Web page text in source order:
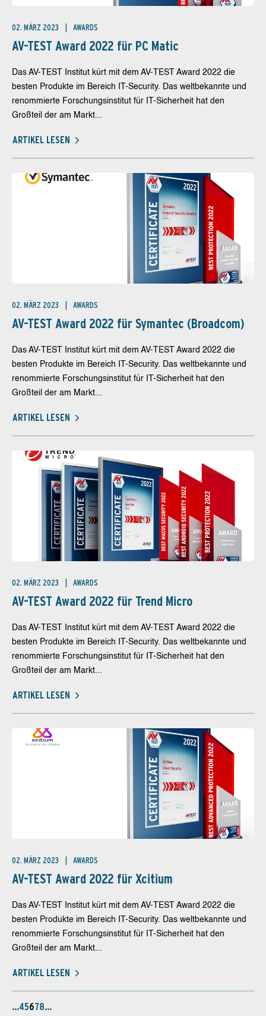
02. MÄRZ 2023 AWARDS
AV-TEST Award 2022 für PC Matic
Das AV-TEST Institut kürt mit dem AV-TEST Award 2022 die
besten Produkte im Bereich IT-Security. Das weltbekannte und
renommierte Forschungsinstitut für IT-Sicherheit hat den
Großteil der am Markt...
ARTIKEL LESEN
02. MÄRZ 2023 AWARDS
AV-TEST Award 2022 für Symantec (Broadcom)
Das AV-TEST Institut kürt mit dem AV-TEST Award 2022 die
besten Produkte im Bereich IT-Security. Das weltbekannte und
renommierte Forschungsinstitut für IT-Sicherheit hat den
Großteil der am Markt...
ARTIKEL LESEN
02. MÄRZ 2023 AWARDS
AV-TEST Award 2022 für Trend Micro
Das AV-TEST Institut kürt mit dem AV-TEST Award 2022 die
besten Produkte im Bereich IT-Security. Das weltbekannte und
renommierte Forschungsinstitut für IT-Sicherheit hat den
Großteil der am Markt...
ARTIKEL LESEN
02. MÄRZ 2023 AWARDS
AV-TEST Award 2022 für Xcitium
Das AV-TEST Institut kürt mit dem AV-TEST Award 2022 die
besten Produkte im Bereich IT-Security. Das weltbekannte und
renommierte Forschungsinstitut für IT-Sicherheit hat den
Großteil der am Markt...
ARTIKEL LESEN
…45678…